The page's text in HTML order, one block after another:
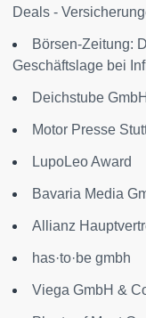
Deals -
Börsen-Zeitung:
Geschäftslage bei
Deichstube GmbH
Motor Presse
LupoLeo Award
Bavaria Media
Allianz
has·to·be gmbh
Viega GmbH &